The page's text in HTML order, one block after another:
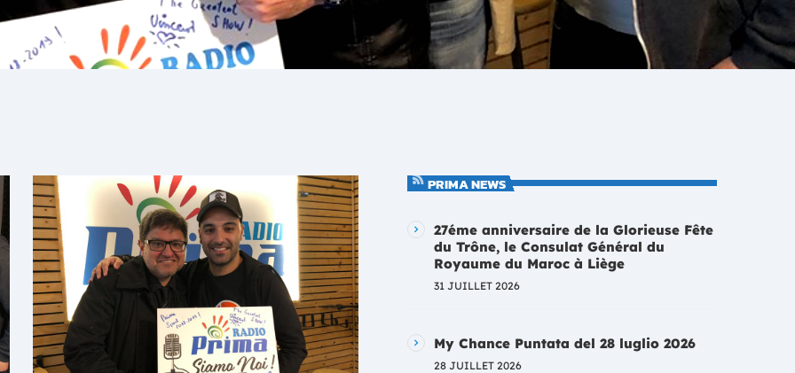
PRIMA NEWS
27éme anniversaire de la Glorieuse Fête
du Trône, le Consulat Général du
Royaume du Maroc à Liège
31 JUILLET 2026
My Chance Puntata del 28 luglio 2026
28 JUILLET 2026